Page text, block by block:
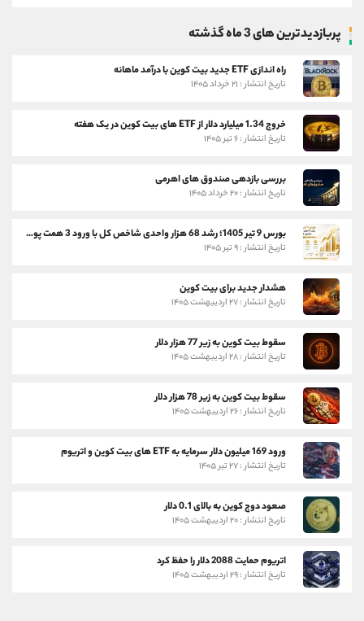
پربازدیدترین های 3 ماه گذشته
راه اندازی ETF جدید بیت کوین با درآمد ماهانه
تاریخ انتشار : ۲۱ خرداد ۱۴۰۵
خروج 1.34 میلیارد دلار از ETF های بیت کوین در یک هفته
تاریخ انتشار : ۶ تیر ۱۴۰۵
بررسی بازدهی صندوق های اهرمی
تاریخ انتشار : ۲۰ خرداد ۱۴۰۵
بورس 9 تیر 1405؛ رشد 68 هزار واحدی شاخص کل با ورود 3 همت پول حقیقی
تاریخ انتشار : ۹ تیر ۱۴۰۵
هشدار جدید برای بیت کوین
تاریخ انتشار : ۲۷ اردیبهشت ۱۴۰۵
سقوط بیت کوین به زیر 77 هزار دلار
تاریخ انتشار : ۲۸ اردیبهشت ۱۴۰۵
سقوط بیت کوین به زیر 78 هزار دلار
تاریخ انتشار : ۲۶ اردیبهشت ۱۴۰۵
ورود 169 میلیون دلار سرمایه به ETF های بیت کوین و اتریوم
تاریخ انتشار : ۲۷ تیر ۱۴۰۵
صعود دوج کوین به بالای 0.1 دلار
تاریخ انتشار : ۲۰ اردیبهشت ۱۴۰۵
اتریوم حمایت 2088 دلار را حفظ کرد
تاریخ انتشار : ۲۹ اردیبهشت ۱۴۰۵